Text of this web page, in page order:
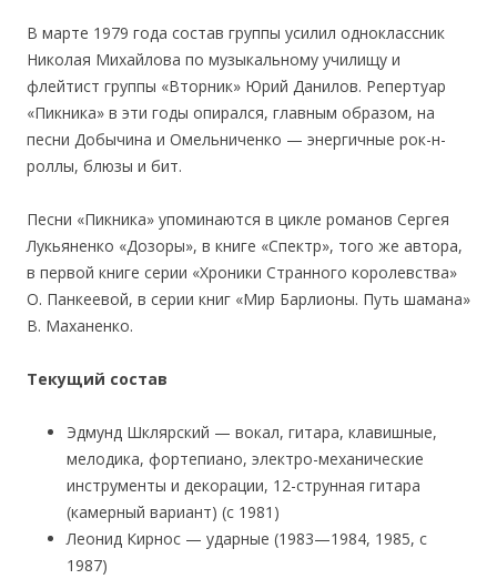
В марте 1979 года состав группы усилил одноклассник
Николая Михайлова по музыкальному училищу и
флейтист группы «Вторник» Юрий Данилов. Репертуаp
«Пикника» в эти годы опирался, главным образом, на
песни Добычина и Омельниченко — энергичные рок-н-
роллы, блюзы и бит.
Песни «Пикника» упоминаются в цикле романов Сергея
Лукьяненко «Дозоры», в книге «Спектр», того же автора,
в первой книге серии «Хроники Странного королевства»
О. Панкеевой, в серии книг «Мир Барлионы. Путь шамана»
В. Маханенко.
Текущий состав
Эдмунд Шклярский — вокал, гитара, клавишные,
мелодика, фортепиано, электро-механические
инструменты и декорации, 12-струнная гитара
(камерный вариант) (с 1981)
Леонид Кирнос — ударные (1983—1984, 1985, с
1987)